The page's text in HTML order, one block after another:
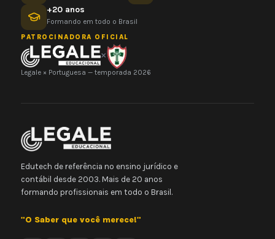
+20 anos
Formando em todo o Brasil
PATROCINADORA OFICIAL
×
Legale × Portuguesa — temporada 2026
Edutech de referência no ensino jurídico e
contábil desde 2003. Mais de 20 anos
formando profissionais em todo o Brasil.
"O Saber que você merece!"